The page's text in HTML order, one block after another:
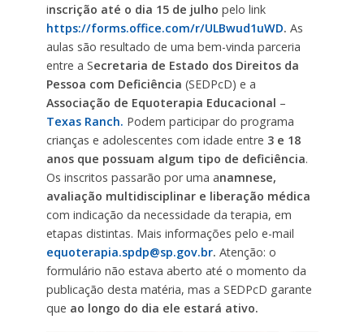
inscrição até o dia 15 de julho pelo link
https://forms.office.com/r/ULBwud1uWD. As
aulas são resultado de uma bem-vinda parceria
entre a Secretaria de Estado dos Direitos da
Pessoa com Deficiência (SEDPcD) e a
Associação de Equoterapia Educacional –
Texas Ranch. Podem participar do programa
crianças e adolescentes com idade entre 3 e 18
anos que possuam algum tipo de deficiência.
Os inscritos passarão por uma anamnese,
avaliação multidisciplinar e liberação médica
com indicação da necessidade da terapia, em
etapas distintas. Mais informações pelo e-mail
equoterapia.spdp@sp.gov.br. Atenção: o
formulário não estava aberto até o momento da
publicação desta matéria, mas a SEDPcD garante
que ao longo do dia ele estará ativo.